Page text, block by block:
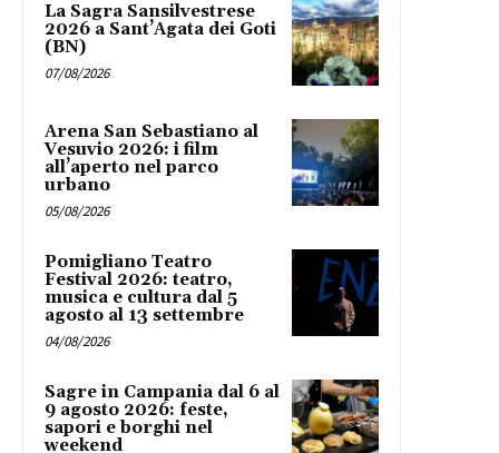
La Sagra Sansilvestrese
2026 a Sant’Agata dei Goti
(BN)
07/08/2026
Arena San Sebastiano al
Vesuvio 2026: i film
all’aperto nel parco
urbano
05/08/2026
Pomigliano Teatro
Festival 2026: teatro,
musica e cultura dal 5
agosto al 13 settembre
04/08/2026
Sagre in Campania dal 6 al
9 agosto 2026: feste,
sapori e borghi nel
weekend